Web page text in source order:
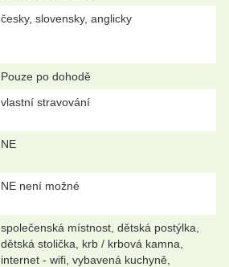
česky, slovensky, anglicky
Pouze po dohodě
vlastní stravování
NE
NE není možné
společenská místnost, dětská postýlka,
dětská stolička, krb / krbová kamna,
internet - wifi, vybavená kuchyně,